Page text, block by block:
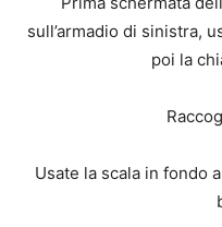
sull’armadio di sinistra,
poi la
Usate la scala in fondo